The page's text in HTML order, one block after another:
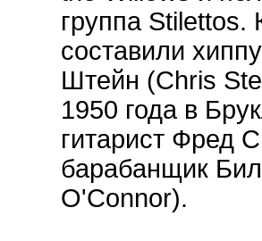
группа Stilettos.
составили
Штейн (Chris
1950 года в
гитарист Фред
барабанщик
O'Connor).